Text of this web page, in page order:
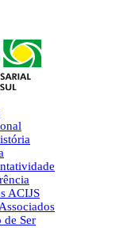
ACIJS
de Ser